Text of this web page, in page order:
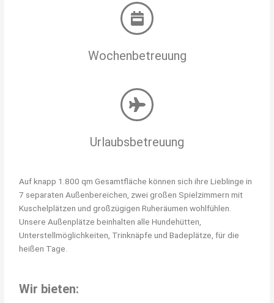
Wochenbetreuung
Urlaubsbetreuung
Auf knapp 1.800 qm Gesamtfläche können sich ihre Lieblinge in
7 separaten Außenbereichen, zwei großen Spielzimmern mit
Kuschelplätzen und großzügigen Ruheräumen wohlfühlen.
Unsere Außenplätze beinhalten alle Hundehütten,
Unterstellmöglichkeiten, Trinknäpfe und Badeplätze, für die
heißen Tage.
Wir bieten: